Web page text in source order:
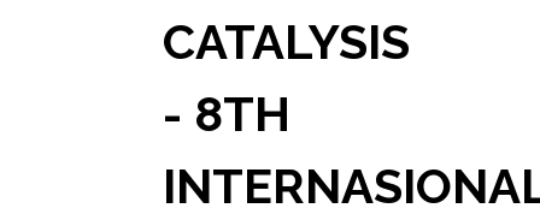
CATALYSIS
- 8TH